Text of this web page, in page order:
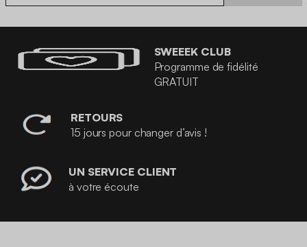
SWEEEK CLUB
Programme de fidélité
GRATUIT
RETOURS
15 jours pour changer d’avis !
UN SERVICE CLIENT
à votre écoute